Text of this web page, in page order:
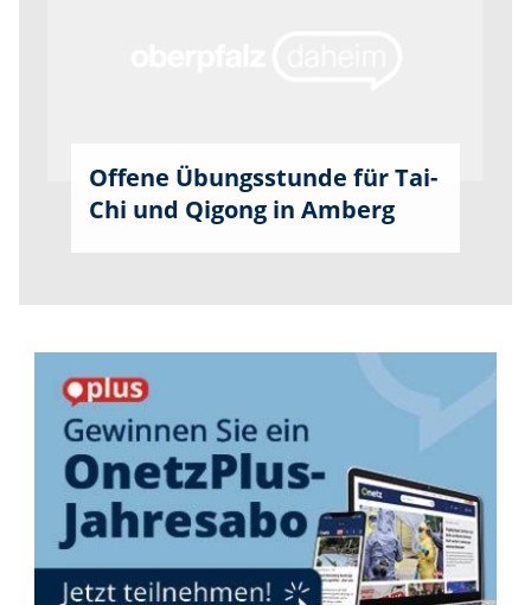
Offene Übungsstunde für Tai-
Chi und Qigong in Amberg